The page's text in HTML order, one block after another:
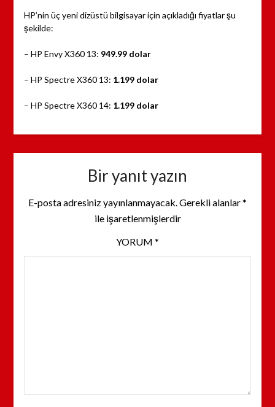
HP’nin üç yeni dizüstü bilgisayar için açıkladığı fiyatlar şu
şekilde:
– HP Envy X360 13: 949.99 dolar
– HP Spectre X360 13: 1.199 dolar
– HP Spectre X360 14: 1.199 dolar
Bir yanıt yazın
E-posta adresiniz yayınlanmayacak.Gerekli alanlar*
ile işaretlenmişlerdir
YORUM *